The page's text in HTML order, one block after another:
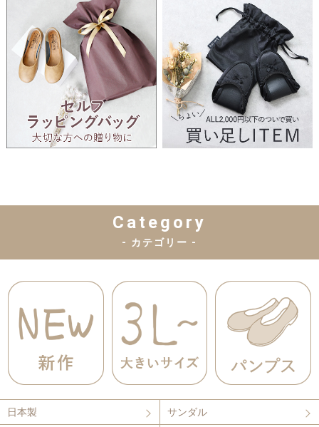
Category
- カテゴリー -
日本製 サンダル